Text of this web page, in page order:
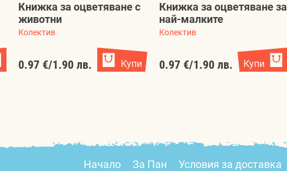
Книжка за оцветяване с
животни
Колектив
0.97 €/1.90 лв. Купи
Книжка за оцветяване за
най-малките
Колектив
0.97 €/1.90 лв. Купи
Начало За Пан Условия за доставка